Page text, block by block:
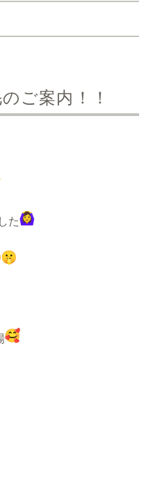
ご案内！！
た